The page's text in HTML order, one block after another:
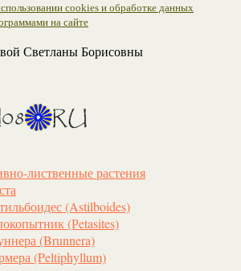
cookies и обработке данных
на сайте
Светланы Борисовны
лиственные растения
(Astilboides)
(Рetasites)
(Brunnera)
(Peltiphyllum)